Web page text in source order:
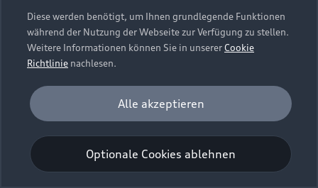
Diese werden benötigt, um Ihnen grundlegende Funktionen
während der Nutzung der Webseite zur Verfügung zu stellen.
Weitere Informationen können Sie in unsererCookie
Richtlinie nachlesen.
Analyse und Statistik
Performance Cookies sammeln Informationen
darüber, wie unsere Webseite genutzt wird (z. B.
Anzahl der Besuche, Verweildauer). Diese Cookies
werden zur Optimierung der Webseite verwendet.
Optionale Cookies ablehnen
Alle akzeptieren
Bordbuch & Bedienungsanleitungen
Verträge kündigen
Vertrag widerrufen
Audi erleben
Newsletter
Cookie-Richtlinie
Barrierefreiheit
Digital Services Act
EU Data Act
Embleme am Fahrzeug bei allen Abbildungen auf dieser
Webseite kann abweichen.